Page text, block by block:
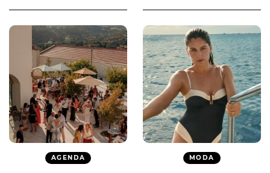
AGENDA MODA